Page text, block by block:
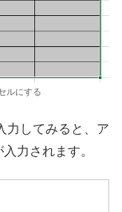
ルにする
力してみると、ア
力されます。